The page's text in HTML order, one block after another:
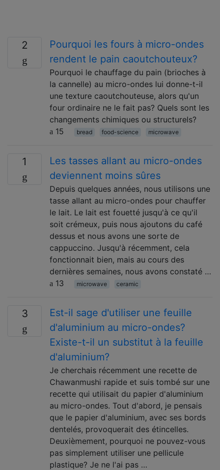
2
Pourquoi les fours à micro-ondes
rendent le pain caoutchouteux?
Pourquoi le chauffage du pain (brioches à
la cannelle) au micro-ondes lui donne-t-il
une texture caoutchouteuse, alors qu'un
four ordinaire ne le fait pas? Quels sont les
changements chimiques ou structurels?
15
bread food-science microwave
1
Les tasses allant au micro-ondes
deviennent moins sûres
Depuis quelques années, nous utilisons une
tasse allant au micro-ondes pour chauffer
le lait. Le lait est fouetté jusqu'à ce qu'il
soit crémeux, puis nous ajoutons du café
dessus et nous avons une sorte de
cappuccino. Jusqu'à récemment, cela
fonctionnait bien, mais au cours des
dernières semaines, nous avons constaté …
13
microwave ceramic
3
Est-il sage d'utiliser une feuille
d'aluminium au micro-ondes?
Existe-t-il un substitut à la feuille
d'aluminium?
Je cherchais récemment une recette de
Chawanmushi rapide et suis tombé sur une
recette qui utilisait du papier d'aluminium
au micro-ondes. Tout d'abord, je pensais
que le papier d'aluminium, avec ses bords
dentelés, provoquerait des étincelles.
Deuxièmement, pourquoi ne pouvez-vous
pas simplement utiliser une pellicule
plastique? Je ne l'ai pas …